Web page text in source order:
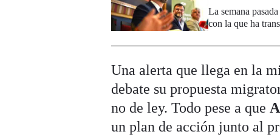
La semana
con la que ha
Una alerta que llega en la
debate su propuesta
no de ley. Todo pese a que
un plan de acción junto al